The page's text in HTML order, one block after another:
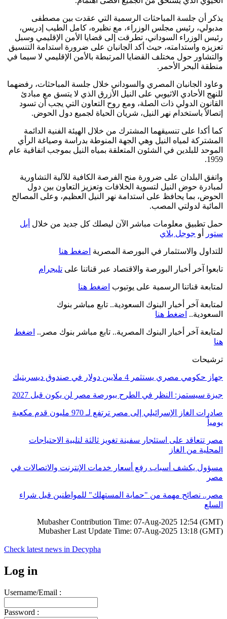
يذكر أن جلسة المباحثات الرسمية التي عقدت بين مصطفى
مدبولي، رئيس مجلس الوزراء، مع نظيره، كامل الطيب إدريس،
رئيس الوزراء السوداني، تطرقت إلى قضايا الأمن الإقليمي وسبل
تعزيزه واستدامته، حيث أكد الجانبان على ضرورة استدامة التنسيق
والتشاور حول مختلف القضايا المرتبطة بالأمن الإقليمي لا سيما في
منطقة البحر الأحمر.
وعاود الجانبان المصري والسوداني خلال جلسة المباحثات، رفضهما
للنهج الأحادي الاثيوبي على النيل الأزرق الذي لا يتسق مع مبادئ
القانون الدولي ذات الصلة، ومع روح التعاون التي يجب أن تسود
إتصالاً باستخدام نهر النيل، شريان الحياة لجميع دول الحوض.
كما أكدا على تنسيقهما المشترك من خلال الهيئة الفنية الدائمة
المشتركة لمياه النيل وهي الجهة المنوطة بدراسة وصياغة الرأي
الموحد للبلدين في الشئون المتعلقة بمياه النيل بموجب اتفاقية عام
1959.
واتفق البلدان على ضرورة منح الفرصة الكافية للآلية التشاورية
لمبادرة حوض النيل لتسوية الخلافات وتعزيز التعاون بين دول
الحوض، بما يحافظ على استدامة نهر النيل العظيم، وعلى المصالح
المائية لدولتي المصب.
حمل تطبيق معلومات مباشر الآن ليصلك كل جديد من خلال أبل
ستور
أو جوجل بلاي
للتداول والاستثمار في البورصة المصرية اضغط هنا
تابعوا آخر أخبار البورصة والاقتصاد عبر قناتنا على تليجرام
لمتابعة قناتنا الرسمية على يوتيوب اضغط هنا
لمتابعة آخر أخبار البنوك السعودية.. تابع مباشر بنوك
السعودية.. اضغط هنا
لمتابعة آخر أخبار البنوك المصرية.. تابع مباشر بنوك مصر.. اضغط
هنا
ترشيحات
جهاز حكومي مصري يستثمر 4 ملايين دولار في صندوق ديسربتيك
جيزة سيستمز: النظر في الطرح ببورصة مصر لن يكون قبل 2027
صادرات الغاز الإسرائيلي إلى مصر ترتفع لـ 970 مليون قدم مكعبة
يومياً
مصر تتعاقد على استئجار سفينة تغويز ثالثة لتلبية الاحتياجات
المحلية من الغاز
مسؤول يكشف أسباب رفع أسعار خدمات الإنترنت والاتصالات في
مصر
مصر.. نصائح مهمة من "حماية المستهلك" للمواطنين قبل شراء
السلع
Mubasher Contribution Time: 07-Aug-2025 12:54 (GMT)
Mubasher Last Update Time: 07-Aug-2025 13:18 (GMT)
Check latest news in Decypha
Log in
Username/Email :
Password :